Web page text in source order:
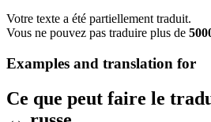
Votre texte a été partiellement traduit.
Vous ne pouvez pas traduire plus de
Examples and translation for
Ce que peut faire le